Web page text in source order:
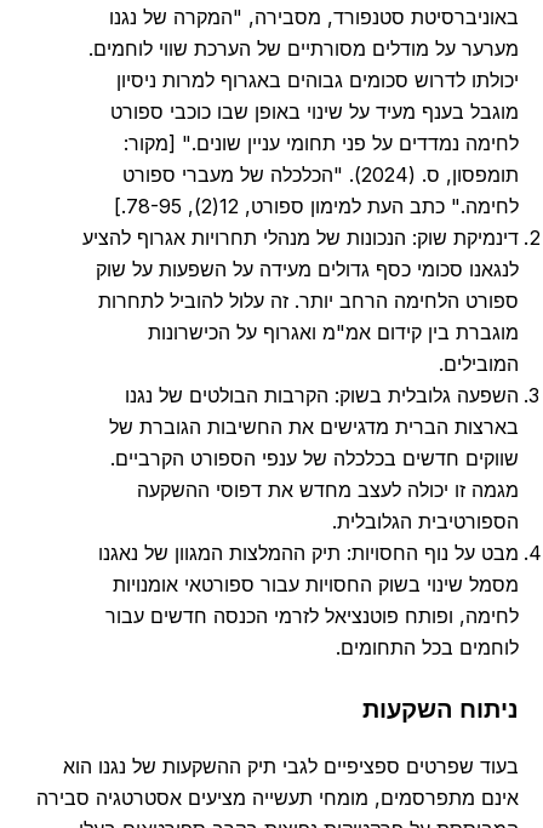
באוניברסיטת סטנפורד, מסבירה, "המקרה של נגנו
מערער על מודלים מסורתיים של הערכת שווי לוחמים.
יכולתו לדרוש סכומים גבוהים באגרוף למרות ניסיון
מוגבל בענף מעיד על שינוי באופן שבו כוכבי ספורט
לחימה נמדדים על פני תחומי עניין שונים." [מקור:
תומפסון, ס. (2024). "הכלכלה של מעברי ספורט
לחימה." כתב העת למימון ספורט, 12(2), 78-95.]
דינמיקת שוק: הנכונות של מנהלי תחרויות אגרוף להציע
לנגאנו סכומי כסף גדולים מעידה על השפעות על שוק
ספורט הלחימה הרחב יותר. זה עלול להוביל לתחרות
מוגברת בין קידום אמ"מ ואגרוף על הכישרונות
המובילים.
השפעה גלובלית בשוק: הקרבות הבולטים של נגנו
בארצות הברית מדגישים את החשיבות הגוברת של
שווקים חדשים בכלכלה של ענפי הספורט הקרביים.
מגמה זו יכולה לעצב מחדש את דפוסי ההשקעה
הספורטיבית הגלובלית.
מבט על נוף החסויות: תיק ההמלצות המגוון של נאגנו
מסמל שינוי בשוק החסויות עבור ספורטאי אומנויות
לחימה, ופותח פוטנציאל לזרמי הכנסה חדשים עבור
לוחמים בכל התחומים.
ניתוח השקעות
בעוד שפרטים ספציפיים לגבי תיק ההשקעות של נגנו הוא
אינם מתפרסמים, מומחי תעשייה מציעים אסטרטגיה סבירה